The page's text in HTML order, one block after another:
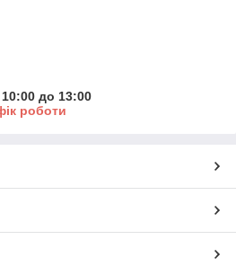
до 13:00
роботи